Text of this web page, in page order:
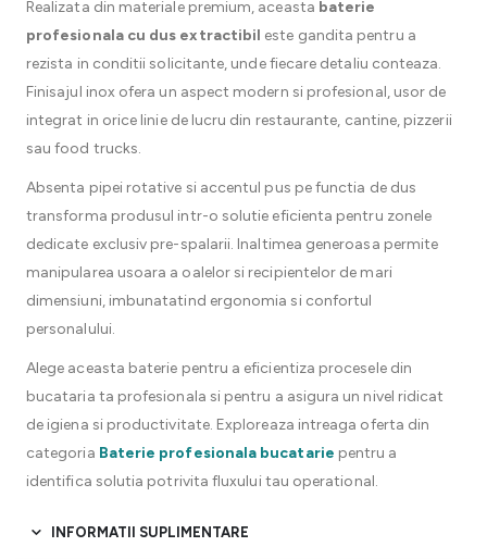
Realizata din materiale premium, aceasta baterie
profesionala cu dus extractibil este gandita pentru a
rezista in conditii solicitante, unde fiecare detaliu conteaza.
Finisajul inox ofera un aspect modern si profesional, usor de
integrat in orice linie de lucru din restaurante, cantine, pizzerii
sau food trucks.
Absenta pipei rotative si accentul pus pe functia de dus
transforma produsul intr-o solutie eficienta pentru zonele
dedicate exclusiv pre-spalarii. Inaltimea generoasa permite
manipularea usoara a oalelor si recipientelor de mari
dimensiuni, imbunatatind ergonomia si confortul
personalului.
Alege aceasta baterie pentru a eficientiza procesele din
bucataria ta profesionala si pentru a asigura un nivel ridicat
de igiena si productivitate. Exploreaza intreaga oferta din
categoria Baterie profesionala bucatarie pentru a
identifica solutia potrivita fluxului tau operational.
INFORMATII SUPLIMENTARE